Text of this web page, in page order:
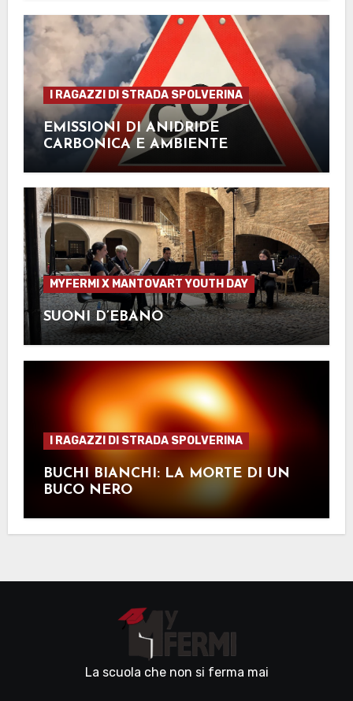
I RAGAZZI DI STRADA SPOLVERINA
EMISSIONI DI ANIDRIDE
CARBONICA E AMBIENTE
MYFERMI X MANTOVART YOUTH DAY
SUONI D’EBANO
I RAGAZZI DI STRADA SPOLVERINA
BUCHI BIANCHI: LA MORTE DI UN
BUCO NERO
La scuola che non si ferma mai